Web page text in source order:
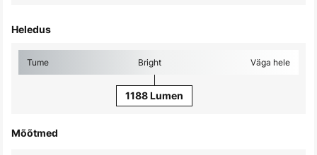
Heledus
Tume Bright Väga hele
1188 Lumen
Mõõtmed